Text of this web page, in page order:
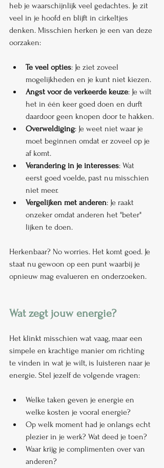
heb je waarschijnlijk veel gedachtes. Je zit
veel in je hoofd en blijft in cirkeltjes
denken. Misschien herken je een van deze
oorzaken:
Te veel opties: Je ziet zoveel
mogelijkheden en je kunt niet kiezen.
Angst voor de verkeerde keuze: Je wilt
het in één keer goed doen en durft
daardoor geen knopen door te hakken.
Overweldiging: Je weet niet waar je
moet beginnen omdat er zoveel op je
af komt.
Verandering in je interesses: Wat
eerst goed voelde, past nu misschien
niet meer.
Vergelijken met anderen: Je raakt
onzeker omdat anderen het "beter"
lijken te doen.
Herkenbaar? No worries. Het komt goed. Je
staat nu gewoon op een punt waarbij je
opnieuw mag evalueren en onderzoeken.
Wat zegt jouw energie?
Het klinkt misschien wat vaag, maar een
simpele en krachtige manier om richting
te vinden in wat je wilt, is luisteren naar je
energie. Stel jezelf de volgende vragen:
Welke taken geven je energie en
welke kosten je vooral energie?
Op welk moment had je onlangs echt
plezier in je werk? Wat deed je toen?
Waar krijg je complimenten over van
anderen?